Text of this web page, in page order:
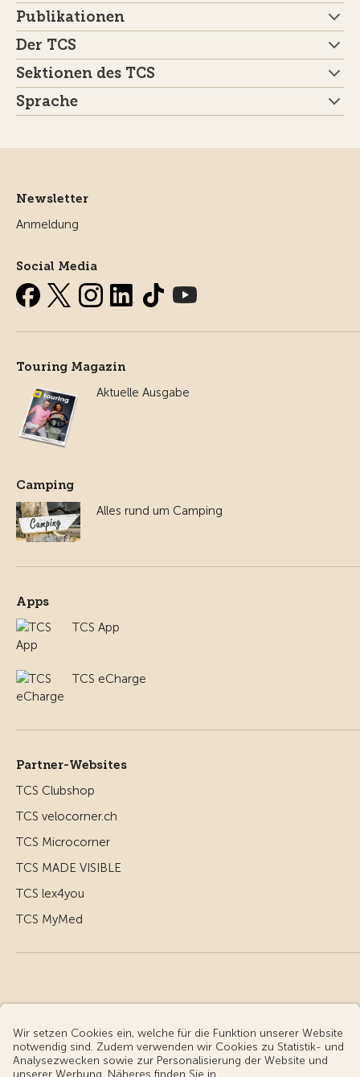
Publikationen
Der TCS
Sektionen des TCS
Sprache
Newsletter
Anmeldung
Social Media
Touring Magazin
Aktuelle Ausgabe
Camping
Alles rund um Camping
Apps
TCS App
TCS eCharge
Partner-Websites
TCS Clubshop
TCS velocorner.ch
TCS Microcorner
TCS MADE VISIBLE
TCS lex4you
TCS MyMed